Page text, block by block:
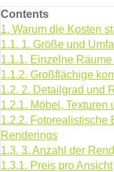
Contents
1. Warum die Kosten
1.1. 1. Größe und
1.1.1. Einzelne
1.1.2. Großflächige
1.2. 2. Detailgrad und
1.2.1. Möbel, Texturen
1.2.2. Fotorealistische
Renderings
1.3. 3. Anzahl der
1.3.1. Preis pro Ansicht